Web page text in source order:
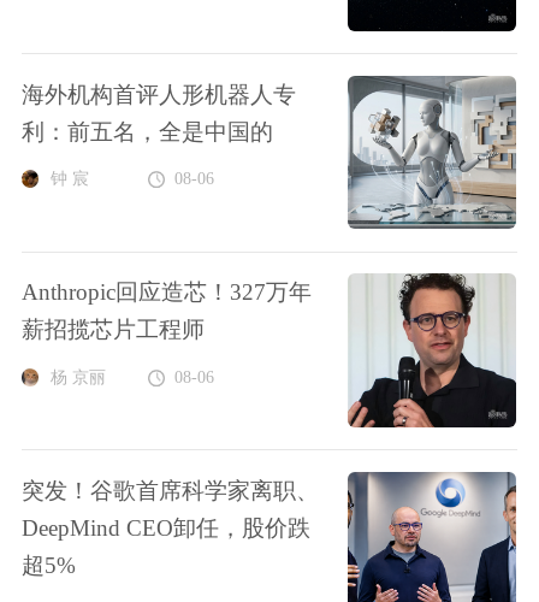
海外机构首评人形机器人专
利：前五名，全是中国的
钟 宸 08-06
Anthropic回应造芯！327万年
薪招揽芯片工程师
杨 京丽 08-06
突发！谷歌首席科学家离职、
DeepMind CEO卸任，股价跌
超5%